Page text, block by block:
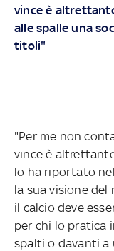
vince è
alle spalle una
titoli"
"Per me non
vince è
lo ha riportato
la sua visione del
il calcio deve
per chi lo pratica
spalti o davanti a